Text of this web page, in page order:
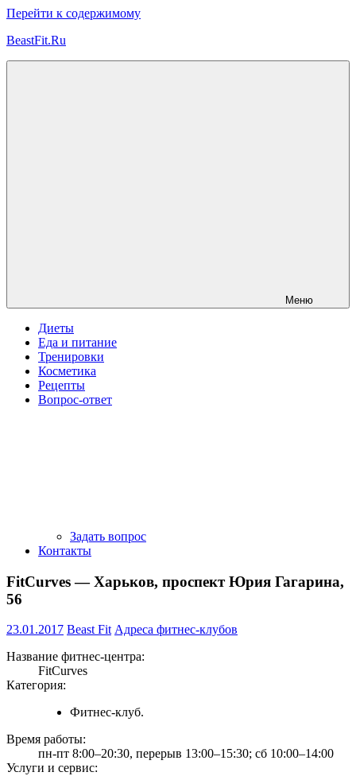
Перейти к содержимому
BeastFit.Ru
Меню
Диеты
Еда и питание
Тренировки
Косметика
Рецепты
Вопрос-ответ
Задать вопрос
Контакты
FitCurves — Харьков, проспект Юрия Гагарина,
56
23.01.2017 Beast Fit Адреса фитнес-клубов
Название фитнес-центра:
FitCurves
Категория:
Фитнес-клуб.
Время работы:
пн-пт 8:00–20:30, перерыв 13:00–15:30; сб 10:00–14:00
Услуги и сервис: